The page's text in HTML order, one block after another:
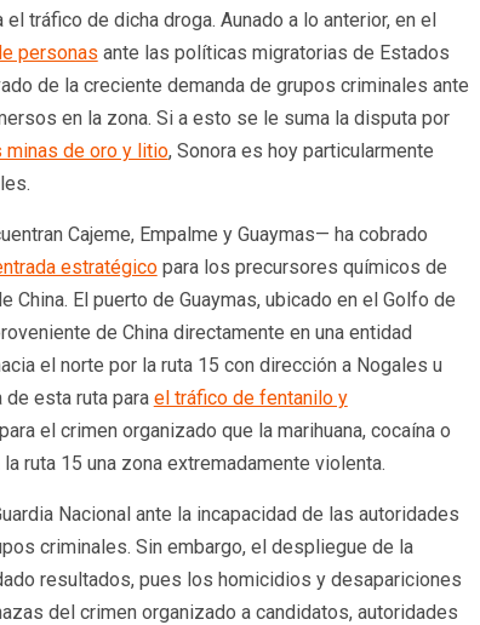
tráfico de dicha droga. Aunado a lo anterior, en el
personas ante las políticas migratorias de Estados
de la creciente demanda de grupos criminales ante
en la zona. Si a esto se le suma la disputa por
minas de oro y litio, Sonora es hoy particularmente
Cajeme, Empalme y Guaymas— ha cobrado
estratégicopara los precursores químicos de
El puerto de Guaymas, ubicado en el Golfo de
de China directamente en una entidad
el norte por la ruta 15 con dirección a Nogales u
esta ruta para el tráfico de fentanilo y
el crimen organizado que la marihuana, cocaína o
ruta 15 una zona extremadamente violenta.
Nacional ante la incapacidad de las autoridades
criminales. Sin embargo, el despliegue de la
resultados, pues los homicidios y desapariciones
del crimen organizado a candidatos, autoridades